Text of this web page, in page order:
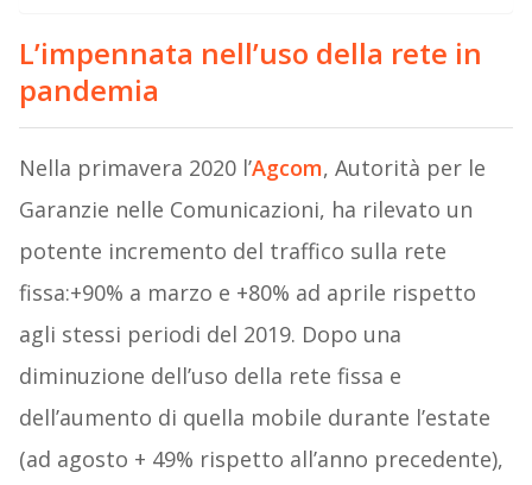
L’impennata nell’uso della rete in
pandemia
Nella primavera 2020 l’Agcom, Autorità per le
Garanzie nelle Comunicazioni, ha rilevato un
potente incremento del traffico sulla rete
fissa:+90% a marzo e +80% ad aprile rispetto
agli stessi periodi del 2019. Dopo una
diminuzione dell’uso della rete fissa e
dell’aumento di quella mobile durante l’estate
(ad agosto + 49% rispetto all’anno precedente),